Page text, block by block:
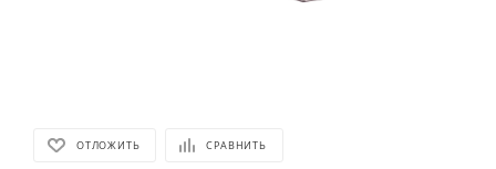
ОТЛОЖИТЬ СРАВНИТЬ